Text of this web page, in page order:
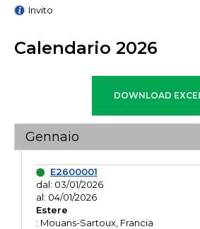
Invito
Calendario 2026
Gennaio
E2600001
dal: 03/01/2026
al: 04/01/2026
Estere
: Mouans-Sartoux, Francia